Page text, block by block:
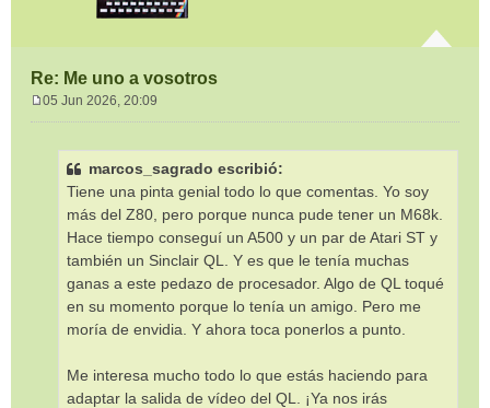
Re: Me uno a vosotros
05 Jun 2026, 20:09
marcos_sagrado escribió:
Tiene una pinta genial todo lo que comentas. Yo soy
más del Z80, pero porque nunca pude tener un M68k.
Hace tiempo conseguí un A500 y un par de Atari ST y
también un Sinclair QL. Y es que le tenía muchas
ganas a este pedazo de procesador. Algo de QL toqué
en su momento porque lo tenía un amigo. Pero me
moría de envidia. Y ahora toca ponerlos a punto.
Me interesa mucho todo lo que estás haciendo para
adaptar la salida de vídeo del QL. ¡Ya nos irás